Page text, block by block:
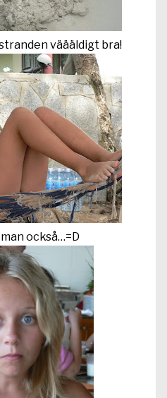
väääldigt bra!
också…=D